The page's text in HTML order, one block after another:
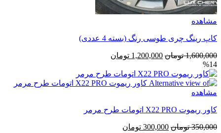
مشاهده
کاپ رینگ چری طوسی رنگ (بسته 4 عددی)
1,600,000 تومان قیمت
1,600,000 تومان
بود.
1,200,000 تومان
1,200,000 تومان
است.
%14
مشاهده
کاور ریموت X22 PRO اتومات طرح مرمر
350,000 تومان قیمت
300,000 تومان